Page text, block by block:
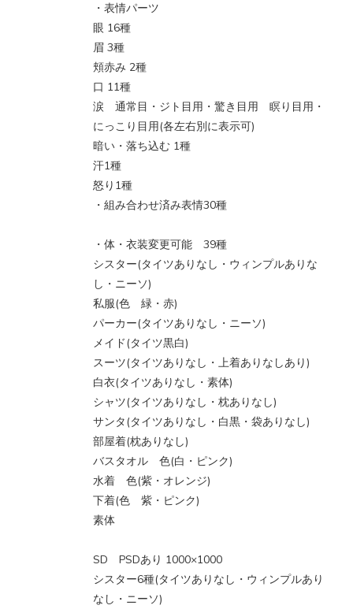
・表情パーツ
眼 16種
眉 3種
頬赤み 2種
口 11種
涙 通常目・ジト目用・驚き目用 瞑り目用・
にっこり目用(各左右別に表示可)
暗い・落ち込む 1種
汗1種
怒り1種
・組み合わせ済み表情30種
・体・衣装変更可能 39種
シスター(タイツありなし・ウィンプルありな
し・ニーソ)
私服(色 緑・赤)
パーカー(タイツありなし・ニーソ)
メイド(タイツ黒白)
スーツ(タイツありなし・上着ありなしあり)
白衣(タイツありなし・素体)
シャツ(タイツありなし・枕ありなし)
サンタ(タイツありなし・白黒・袋ありなし)
部屋着(枕ありなし)
バスタオル 色(白・ピンク)
水着 色(紫・オレンジ)
下着(色 紫・ピンク)
素体
SD PSDあり 1000×1000
シスター6種(タイツありなし・ウィンプルあり
なし・ニーソ)